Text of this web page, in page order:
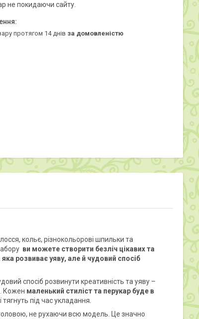
не покидаючи сайту.
протягом 14 днів за домовленістю
кольє, різнокольорові шпильки та
ви можете створити безліч цікавих та
розвиває уяву, але й чудовий спосіб
спосіб розвинути креативність та уяву –
Кожен маленький стиліст та перукар буде в
під час укладання.
не рухаючи всю модель. Це значно